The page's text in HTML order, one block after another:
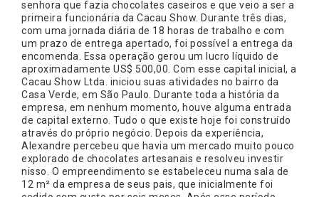
senhora que fazia chocolates caseiros e que veio a ser a
primeira funcionária da Cacau Show. Durante três dias,
com uma jornada diária de 18 horas de trabalho e com
um prazo de entrega apertado, foi possível a entrega da
encomenda. Essa operação gerou um lucro líquido de
aproximadamente US$ 500,00. Com esse capital inicial, a
Cacau Show Ltda. iniciou suas atividades no bairro da
Casa Verde, em São Paulo. Durante toda a história da
empresa, em nenhum momento, houve alguma entrada
de capital externo. Tudo o que existe hoje foi construído
através do próprio negócio. Depois da experiência,
Alexandre percebeu que havia um mercado muito pouco
explorado de chocolates artesanais e resolveu investir
nisso. O empreendimento se estabeleceu numa sala de
12 m² da empresa de seus pais, que inicialmente foi